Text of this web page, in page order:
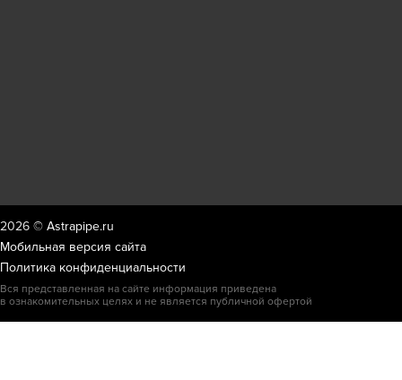
2026 © Astrapipe.ru
Мобильная версия сайта
Политика конфиденциальности
Вся представленная на сайте информация приведена
в ознакомительных целях и не является публичной офертой